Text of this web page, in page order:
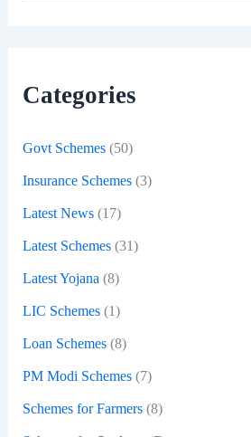
o
Categories
Govt Schemes(50)
Insurance Schemes(3)
Latest News(17)
Latest Schemes(31)
Latest Yojana (8)
LIC Schemes(1)
Loan Schemes(8)
PM Modi Schemes(7)
Schemes for Farmers(8)